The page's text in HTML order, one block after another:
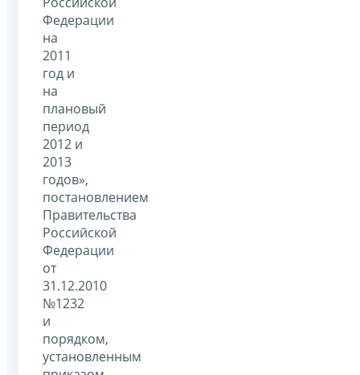
Федерации
на
2011
год и
на
плановый
период
2012 и
2013
годов»,
постановлением
Правительства
Российской
Федерации
от
31.12.2010
№1232
и
порядком,
установленным